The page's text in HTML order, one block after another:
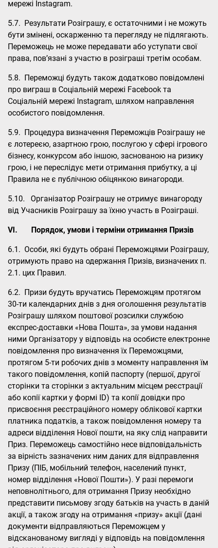
мережі Instagram.
5.7. Результати Розіграшу, є остаточними і не можуть
бути змінені, оскарженню та перегляду не підлягають.
Переможець не може передавати або уступати свої
права, пов’язані з участю в розіграші третім особам.
5.8. Переможці будуть також додатково повідомлені
про виграш в Соціальній мережі Facebook та
Соціальній мережі Instagram, шляхом направлення
особистого повідомлення.
5.9. Процедура визначення Переможців Розіграшу не
є лотереєю, азартною грою, послугою у сфері ігрового
бізнесу, конкурсом або іншою, заснованою на ризику
грою, і не переслідує мети отримання прибутку, а ці
Правила не є публічною обіцянкою винагороди.
5.10. Організатор Розіграшу не отримує винагороду
від Учасників Розіграшу за їхню участь в Розіграші.
VI. Порядок, умови і терміни отримання Призів
6.1. Особи, які будуть обрані Переможцями Розіграшу,
отримують право на одержання Призів, визначених п.
2.1. цих Правил.
6.2. Призи будуть вручатись Переможцям протягом
30-ти календарних днів з дня оголошення результатів
Розіграшу шляхом поштової розсилки службою
експрес-доставки «Нова Пошта», за умови надання
ними Організатору у відповідь на особисте електронне
повідомлення про визначення їх Переможцями,
протягом 5-ти робочих днів з моменту направлення їм
такого повідомлення, копій паспорту (першої, другої
сторінки та сторінки з актуальним місцем реєстрації
або копії картки у формі ID) та копії довідки про
присвоєння реєстраційного номеру облікової картки
платника податків, а також повідомлення номеру та
адреси відділення Нової пошти, на яку слід направити
Приз. Переможець самостійно несе відповідальність
за вірність зазначених ним даних для відправлення
Призу (ПІБ, мобільний телефон, населений пункт,
номер відділення «Нової Пошти»). У разі перемоги
неповнолітнього, для отримання Призу необхідно
представити письмову згоду батьків на участь в даній
акції, а також згоду на отримання «призу» акції (дані
документи відправляються Переможцем у
відсканованому вигляді у відповідь на повідомлення